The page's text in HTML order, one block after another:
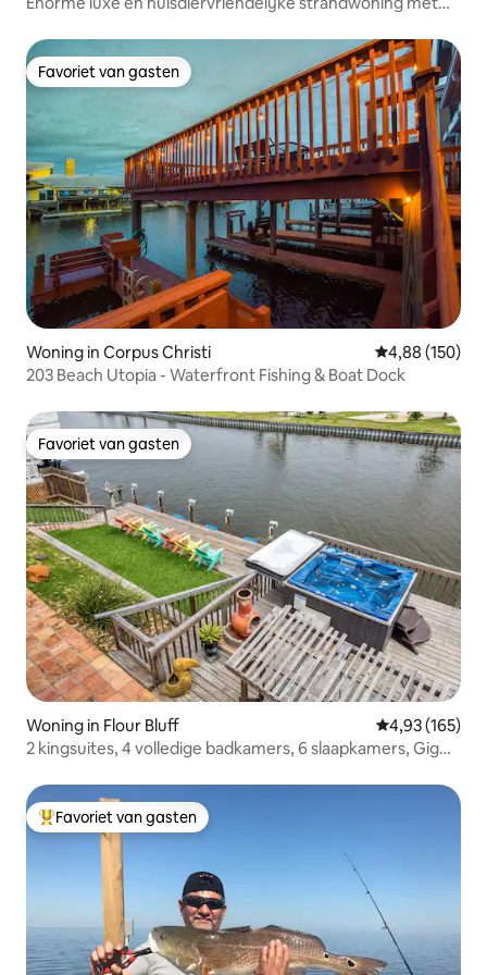
Favoriet van gasten
Favoriet van gasten
Woning in Corpus Christi Gemiddelde
4,88 (150)
203 Beach Utopia - Waterfront Fishing & Boat Dock
Favoriet van gasten
Favoriet van gasten
Woning in Flour Bluff Gemiddelde
4,93 (165)
2 kingsuites, 4 volledige badkamers, 6 slaapkamers, Gig
Topfavoriet van gasten
Favoriet van gasten